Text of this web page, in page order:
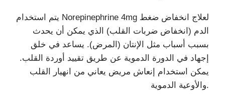
يتم استخدام Norepinephrine 4mg لعلاج انخفاض ضغط
الدم (انخفاض ضربات القلب) الذي يمكن أن يحدث
بسبب أسباب مثل الإنتان (المرض). يساعد في خلق
إجهاد في الدورة الدموية عن طريق تقييد أوردة القلب.
يمكن استخدام إنعاش مريض يعاني من انهيار القلب
والأوعية الدموية.